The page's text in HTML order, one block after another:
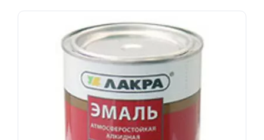
без переплат
График платежей